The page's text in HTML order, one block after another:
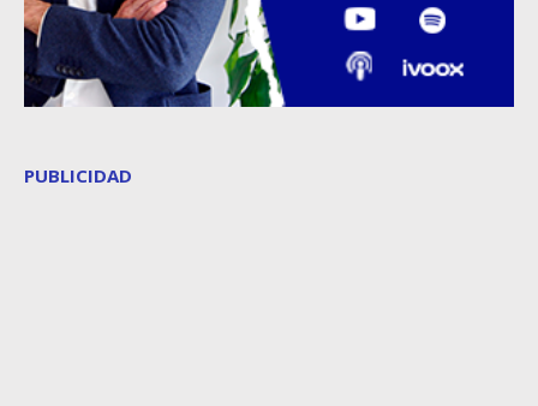
PUBLICIDAD